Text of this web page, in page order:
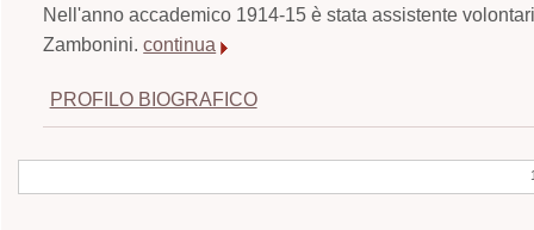
Nell'anno accademico 1914-15 è stata assistente
Zambonini.continua
PROFILO BIOGRAFICO